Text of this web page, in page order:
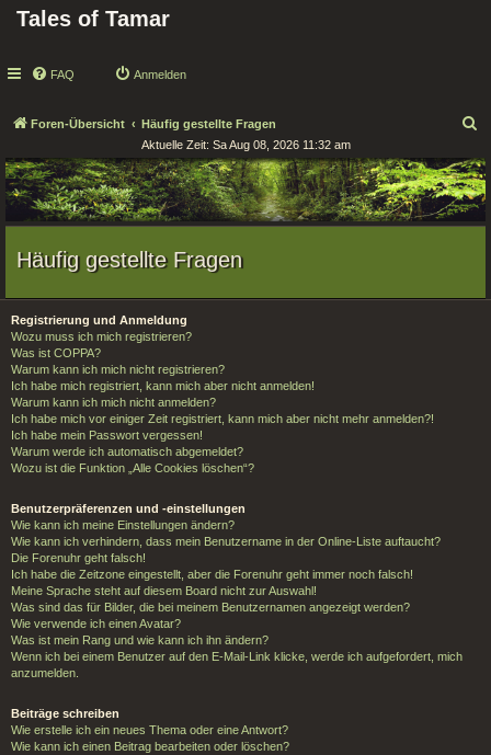
Tales of Tamar
FAQ Anmelden
Foren-Übersicht Häufig gestellte Fragen
c
h
e
Aktuelle Zeit: Sa Aug 08, 2026 11:32 am
Häufig gestellte Fragen
Registrierung und Anmeldung
Wozu muss ich mich registrieren?
Was ist COPPA?
Warum kann ich mich nicht registrieren?
Ich habe mich registriert, kann mich aber nicht anmelden!
Warum kann ich mich nicht anmelden?
Ich habe mich vor einiger Zeit registriert, kann mich aber nicht mehr anmelden?!
Ich habe mein Passwort vergessen!
Warum werde ich automatisch abgemeldet?
Wozu ist die Funktion „Alle Cookies löschen“?
Benutzerpräferenzen und -einstellungen
Wie kann ich meine Einstellungen ändern?
Wie kann ich verhindern, dass mein Benutzername in der Online-Liste auftaucht?
Die Forenuhr geht falsch!
Ich habe die Zeitzone eingestellt, aber die Forenuhr geht immer noch falsch!
Meine Sprache steht auf diesem Board nicht zur Auswahl!
Was sind das für Bilder, die bei meinem Benutzernamen angezeigt werden?
Wie verwende ich einen Avatar?
Was ist mein Rang und wie kann ich ihn ändern?
Wenn ich bei einem Benutzer auf den E-Mail-Link klicke, werde ich aufgefordert, mich
anzumelden.
Beiträge schreiben
Wie erstelle ich ein neues Thema oder eine Antwort?
Wie kann ich einen Beitrag bearbeiten oder löschen?